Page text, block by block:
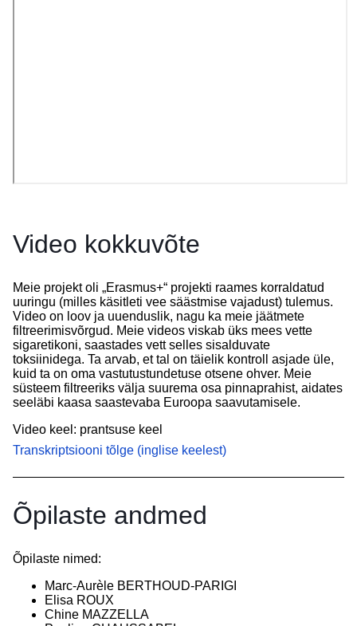
Video kokkuvõte
Meie projekt oli „Erasmus+“ projekti raames korraldatud
uuringu (milles käsitleti vee säästmise vajadust) tulemus.
Video on loov ja uuenduslik, nagu ka meie jäätmete
filtreerimisvõrgud. Meie videos viskab üks mees vette
sigaretikoni, saastades vett selles sisalduvate
toksiinidega. Ta arvab, et tal on täielik kontroll asjade üle,
kuid ta on oma vastutustundetuse otsene ohver. Meie
süsteem filtreeriks välja suurema osa pinnaprahist, aidates
seeläbi kaasa saastevaba Euroopa saavutamisele.
Video keel: prantsuse keel
Transkriptsiooni tõlge (inglise keelest)
Õpilaste andmed
Õpilaste nimed:
Marc-Aurèle BERTHOUD-PARIGI
Elisa ROUX
Chine MAZZELLA